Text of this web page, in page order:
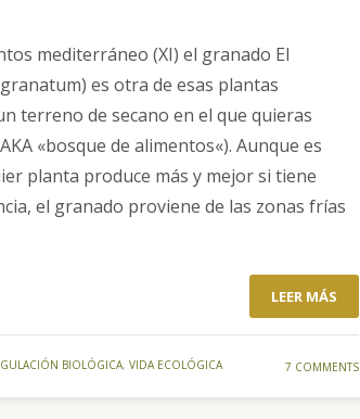
mediterráneo (XI) el granado El
es otra de esas plantas
terreno de secano en el que quieras
«bosque de alimentos«). Aunque es
planta produce más y mejor si tiene
el granado proviene de las zonas frías
LEER MÁS
BIOLÓGICA, VIDA ECOLÓGICA 7 COMMENTS